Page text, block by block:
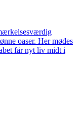
oaser. Her mødes
får nyt liv midt i